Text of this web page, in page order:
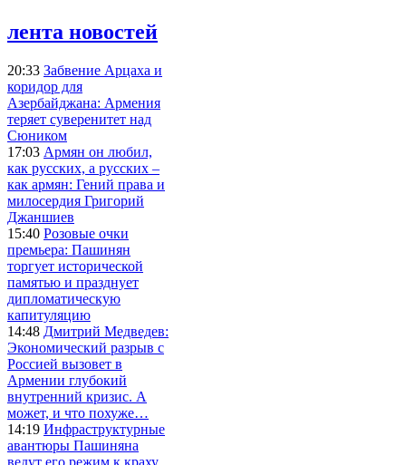
лента новостей
20:33 Забвение Арцаха и
коридор для
Азербайджана: Армения
теряет суверенитет над
Сюником
17:03 Армян он любил,
как русских, а русских –
как армян: Гений права и
милосердия Григорий
Джаншиев
15:40 Розовые очки
премьера: Пашинян
торгует исторической
памятью и празднует
дипломатическую
капитуляцию
14:48 Дмитрий Медведев:
Экономический разрыв с
Россией вызовет в
Армении глубокий
внутренний кризис. А
может, и что похуже…
14:19 Инфраструктурные
авантюры Пашиняна
ведут его режим к краху